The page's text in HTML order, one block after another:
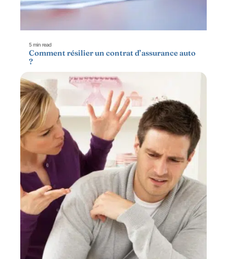
5 min read
Comment résilier un contrat d’assurance auto
?